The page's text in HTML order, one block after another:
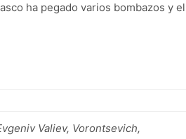
ha pegado varios bombazos y el
Valiev, Vorontsevich,